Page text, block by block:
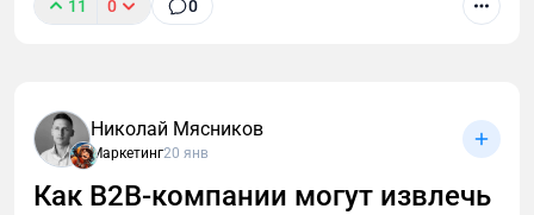
В B2B нечасто встретишь четко сформулированное
крупных производственных компаний есть
крупные мощности, советское наследие и сайт,
написанный еще на html-табличке. Обороты просто
гигантские! А маркетинга нет вообще… И это
11 0 0
Николай Мясников
Маркетинг20 янв
Как B2B-компании могут извлечь